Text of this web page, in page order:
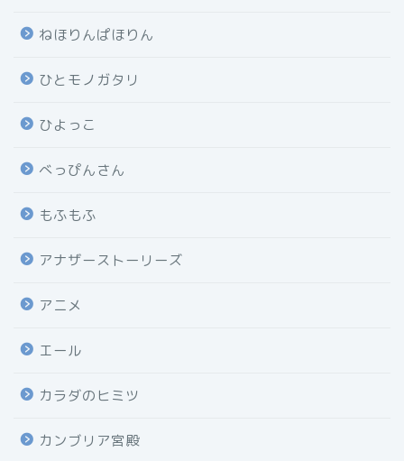
ねほりんぱほりん
ひとモノガタリ
ひよっこ
べっぴんさん
もふもふ
アナザーストーリーズ
アニメ
エール
カラダのヒミツ
カンブリア宮殿